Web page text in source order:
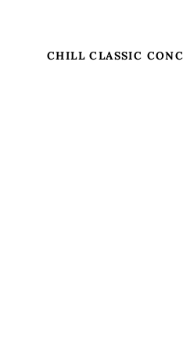
CHILL CLASSIC